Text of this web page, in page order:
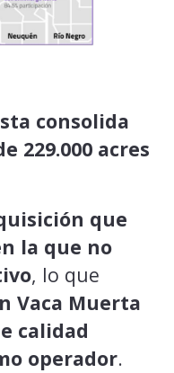
consolida
229.000 acres
que
la que no
, lo que
Vaca Muerta
calidad
operador.